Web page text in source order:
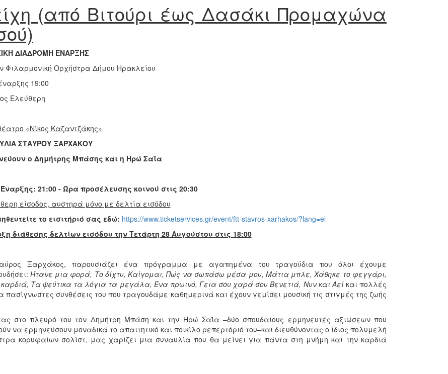
(από Βιτούρι έως Δασάκι Προμαχώνα
ΔΙΑΔΡΟΜΗ ΕΝΑΡΞΗΣ
Φιλαρμονική Ορχήστρα Δήμου Ηρακλείου
19:00
Ελεύθερη
«Νίκος Καζαντζάκης»
ΣΤΑΥΡΟΥ ΞΑΡΧΑΚΟΥ
ο Δημήτρης Μπάσης και η Ηρώ Σαΐα
21:00 -Ώρα προσέλευσης κοινού στις 20:30
είσοδος, αυστηρά μόνο με δελτία εισόδου
το εισιτήριό σας εδώ: https://www.ticketservices.gr/event/ftt-stavros-xarhakos/?lang=el
διάθεσης δελτίων εισόδου την Τετάρτη 28 Αυγούστου στις 18:00
Ξαρχάκος, παρουσιάζει ένα πρόγραμμα με αγαπημένα του τραγούδια που όλοι έχουμε
Ήτανε μια φορά, Το δίχτυ, Καίγομαι, Πώς να σωπάσω μέσα μου, Μάτια μπλε, Χάθηκε το φεγγάρι,
Τα ψεύτικα τα λόγια τα μεγάλα, Ένα πρωινό, Γεια σου χαρά σου Βενετιά, Νυν και Αείκαι πολλές
πασίγνωστες συνθέσεις του που τραγουδάμε καθημερινά και έχουν γεμίσει μουσική τις στιγμές της ζωής
στο πλευρό του τον Δημήτρη Μπάση και την Ηρώ Σαΐα –δύο σπουδαίους ερμηνευτές αξιώσεων που
να ερμηνεύσουν μοναδικά το απαιτητικό και ποικίλο ρεπερτόριό του–και διευθύνοντας ο ίδιος πολυμελή
κορυφαίων σολίστ, μας χαρίζει μια συναυλία που θα μείνει για πάντα στη μνήμη και την καρδιά